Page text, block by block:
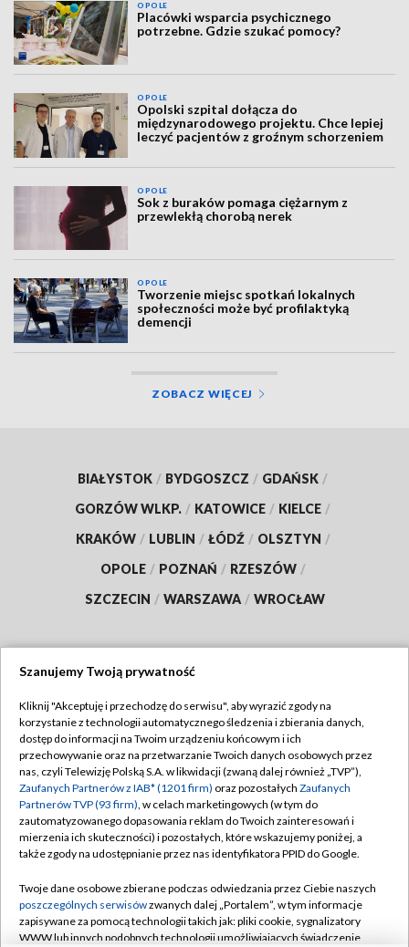
OPOLE
Placówki wsparcia psychicznego
potrzebne. Gdzie szukać pomocy?
OPOLE
Opolski szpital dołącza do
międzynarodowego projektu. Chce lepiej
leczyć pacjentów z groźnym schorzeniem
OPOLE
Sok z buraków pomaga ciężarnym z
przewlekłą chorobą nerek
OPOLE
Tworzenie miejsc spotkań lokalnych
społeczności może być profilaktyką
demencji
ZOBACZ WIĘCEJ
BIAŁYSTOK / BYDGOSZCZ / GDAŃSK /
GORZÓW WLKP. / KATOWICE / KIELCE /
KRAKÓW / LUBLIN / ŁÓDŹ / OLSZTYN /
OPOLE / POZNAŃ / RZESZÓW /
SZCZECIN / WARSZAWA / WROCŁAW
TVP
Abonament TVP
Emisja w TVP
Centrum informacji TVP
Naziemna Telewizja Cyfrowa
Rada Programowa
System NOS
Regulamin TVP
Polityka prywatności
Moje zgody
Pomoc
Kontakt
Szanujemy Twoją prywatność
Kliknij "Akceptuję i przechodzę do serwisu", aby wyrazić zgody na
korzystanie z technologii automatycznego śledzenia i zbierania danych,
dostęp do informacji na Twoim urządzeniu końcowym i ich
przechowywanie oraz na przetwarzanie Twoich danych osobowych przez
nas, czyli Telewizję Polską S.A. w likwidacji (zwaną dalej również „TVP”),
Zaufanych Partnerów z IAB* (1201 firm) oraz pozostałych Zaufanych
Partnerów TVP (93 firm), w celach marketingowych (w tym do
zautomatyzowanego dopasowania reklam do Twoich zainteresowań i
mierzenia ich skuteczności) i pozostałych, które wskazujemy poniżej, a
także zgody na udostępnianie przez nas identyfikatora PPID do Google.
Twoje dane osobowe zbierane podczas odwiedzania przez Ciebie naszych
poszczególnych serwisówzwanych dalej „Portalem”, w tym informacje
zapisywane za pomocą technologii takich jak: pliki cookie, sygnalizatory
WWW lub innych podobnych technologii umożliwiających świadczenie